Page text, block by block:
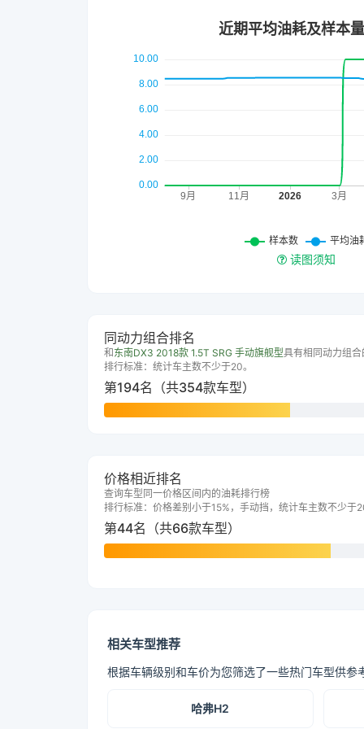
读图须知
同动力组合排名
和 东南DX3 2018款 1.5T SRG 手动旗舰型具有相同动力组
排行标准：统计车主数不少于20。
第194名（共354款车型）
价格相近排名
查询车型同一价格区间内的油耗排行榜
排行标准：价格差别小于15%，手动挡，统计车主数不少于
第44名（共66款车型）
相关车型推荐
根据车辆级别和车价为您筛选了一些热门车型供参
哈弗H2